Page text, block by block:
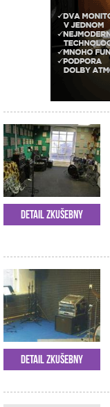
Detail zkušebny
Detail zkušebny